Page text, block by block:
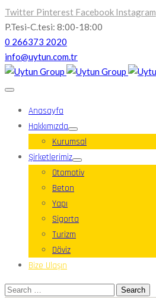
Twitter Pinterest Facebook Instagram
P.Tesi-C.tesi: 8:00-18:00
0 266373 2020
info@uytun.com.tr
Anasayfa
Hakkımızda
Kurumsal
Şirketlerimiz
Otomotiv
Beton
Yapı
Sigorta
Turizm
Döviz
Bize Ulaşın